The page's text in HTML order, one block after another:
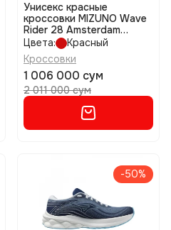
Унисекс красные
кроссовки MIZUNO Wave
Rider 28 Amsterdam
Unisex размер 5
Цвета:
Красный
Кроссовки
1 006 000 сум
2 011 000 сум
-50%